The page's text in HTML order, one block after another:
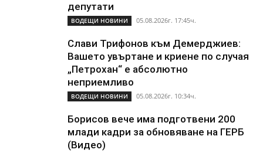
депутати
ВОДЕЩИ НОВИНИ 05.08.2026г. 17:45ч.
Слави Трифонов към Демерджиев:
Вашето увъртане и криене по случая
„Петрохан“ е абсолютно
неприемливо
ВОДЕЩИ НОВИНИ 05.08.2026г. 10:34ч.
Борисов вече има подготвени 200
млади кадри за обновяване на ГЕРБ
(Видео)